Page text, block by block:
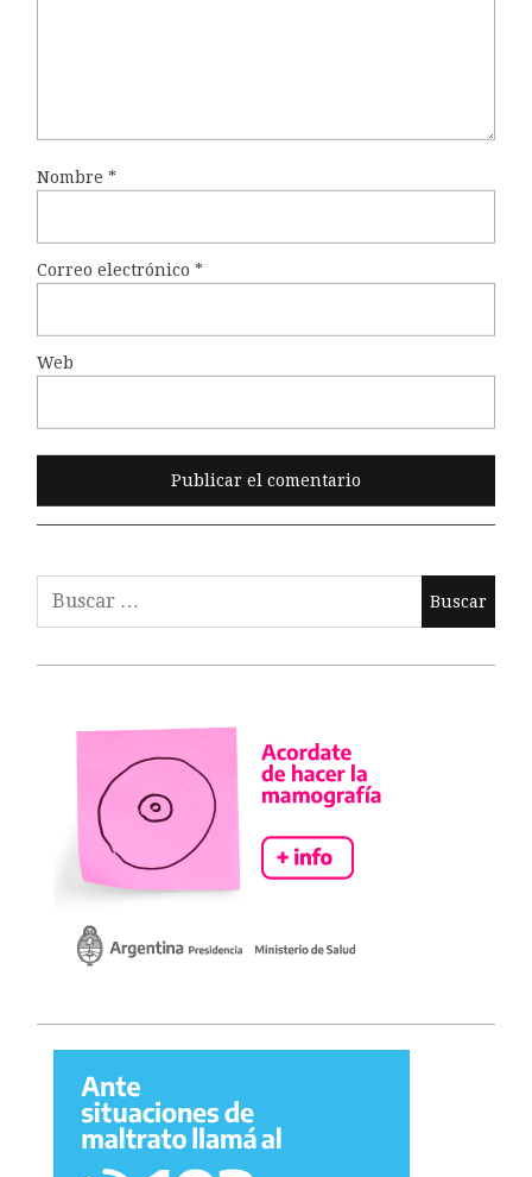
Nombre *
Correo electrónico *
Web